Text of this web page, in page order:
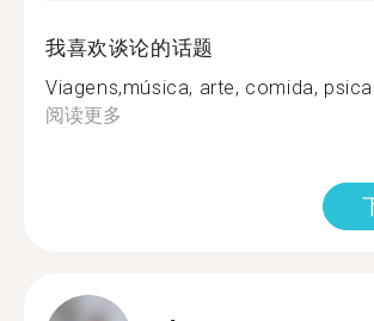
我喜欢谈论的话题
Viagens,música, arte, comida,
阅读更多